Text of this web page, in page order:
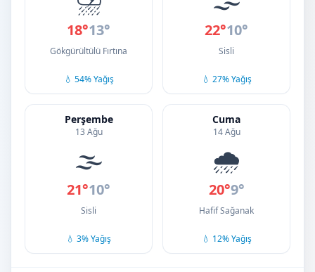
18°13°
Gökgürültülü Fırtına
💧 54% Yağış
22°10°
Sisli
💧 27% Yağış
Perşembe
13 Ağu
🌫️
21°10°
Sisli
💧 3% Yağış
Cuma
14 Ağu
🌧️
20°9°
Hafif Sağanak
💧 12% Yağış